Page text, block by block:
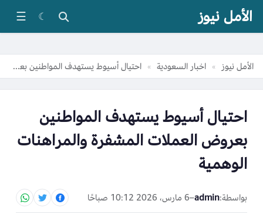
الأمل نيوز ☾
☰
الأمل نيوز » اخبار السعودية » احتيال أسيوط يستهدف المواطنين بعروض العملات المشفرة والمراهنات الوهمية
احتيال أسيوط يستهدف المواطنين
بعروض العملات المشفرة والمراهنات
الوهمية
بواسطة:admin
–6 مارس، 2026 10:12 صباحًا